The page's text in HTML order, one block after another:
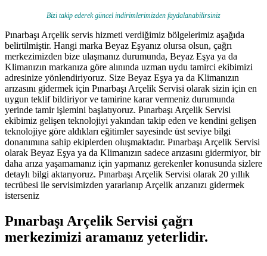
Bizi takip ederek güncel indirimlerimizden faydalanabilirsiniz
Pınarbaşı Arçelik servis hizmeti verdiğimiz bölgelerimiz aşağıda
belirtilmiştir. Hangi marka Beyaz Eşyanız olursa olsun, çağrı
merkezimizden bize ulaşmanız durumunda, Beyaz Eşya ya da
Klimanızın markanıza göre alınında uzman uydu tamirci ekibimizi
adresinize yönlendiriyoruz. Size Beyaz Eşya ya da Klimanızın
arızasını gidermek için Pınarbaşı Arçelik Servisi olarak sizin için en
uygun teklif bildiriyor ve tamirine karar vermeniz durumunda
yerinde tamir işlemini başlatıyoruz. Pınarbaşı Arçelik Servisi
ekibimiz gelişen teknolojiyi yakından takip eden ve kendini gelişen
teknolojiye göre aldıkları eğitimler sayesinde üst seviye bilgi
donanımına sahip ekiplerden oluşmaktadır. Pınarbaşı Arçelik Servisi
olarak Beyaz Eşya ya da Klimanızın sadece arızasını gidermiyor, bir
daha arıza yaşamamanız için yapmanız gerekenler konusunda sizlere
detaylı bilgi aktarıyoruz. Pınarbaşı Arçelik Servisi olarak 20 yıllık
tecrübesi ile servisimizden yararlanıp Arçelik arızanızı gidermek
isterseniz
Pınarbaşı Arçelik Servisi çağrı
merkezimizi aramanız yeterlidir.